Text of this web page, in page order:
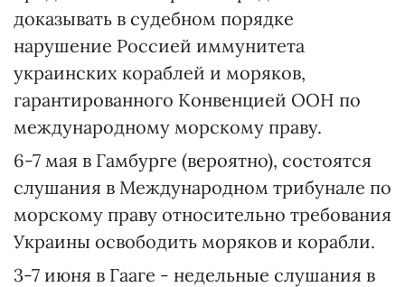
доказывать в судебном порядке
нарушение Россией иммунитета
украинских кораблей и моряков,
гарантированного Конвенцией ООН по
международному морскому праву.
6-7 мая в Гамбурге (вероятно), состоятся
слушания в Международном трибунале по
морскому праву относительно требования
Украины освободить моряков и корабли.
3-7 июня в Гааге - недельные слушания в